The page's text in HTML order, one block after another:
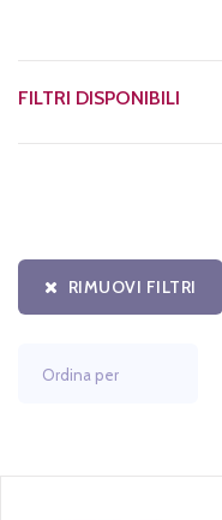
FILTRI DISPONIBILI
RIMUOVI FILTRI